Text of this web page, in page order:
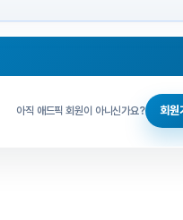
아직 애드픽 회원이 아니신가요? 회원